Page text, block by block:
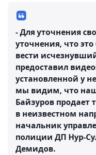
- Для уточнения
уточнения, что
вести
предоставил
установленной у
мы видим, что
Байзуров продает
в неизвестном
начальник
полиции ДП Нур-
Демидов.